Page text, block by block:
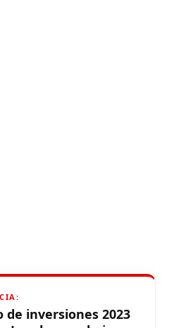
de inversiones 2023